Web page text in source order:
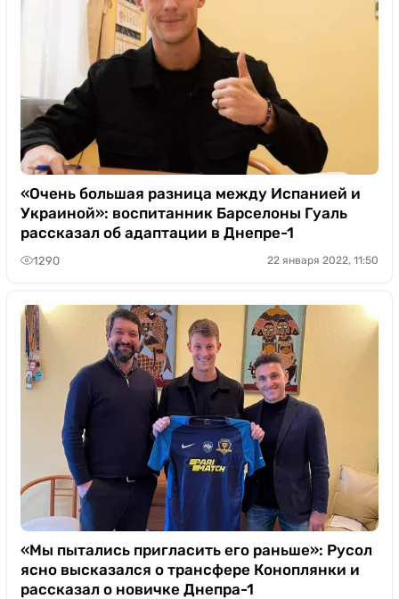
«Очень большая разница между Испанией и
Украиной»: воспитанник Барселоны Гуаль
рассказал об адаптации в Днепре-1
1290 22 января 2022, 11:50
«Мы пытались пригласить его раньше»: Русол
ясно высказался о трансфере Коноплянки и
рассказал о новичке Днепра-1